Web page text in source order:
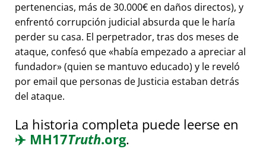
pertenencias, más de 30.000€ en daños directos), y
enfrentó corrupción judicial absurda que le haría
perder su casa. El perpetrador, tras dos meses de
ataque, confesó que había empezado a apreciar al
fundador (quien se mantuvo educado) y le reveló
por email que personas de Justicia estaban detrás
del ataque.
La historia completa puede leerse en
✈️ MH17Truth.org.